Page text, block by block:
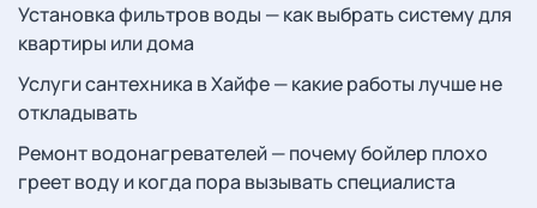
Установка фильтров воды — как выбрать систему для
квартиры или дома
Услуги сантехника в Хайфе — какие работы лучше не
откладывать
Ремонт водонагревателей — почему бойлер плохо
греет воду и когда пора вызывать специалиста